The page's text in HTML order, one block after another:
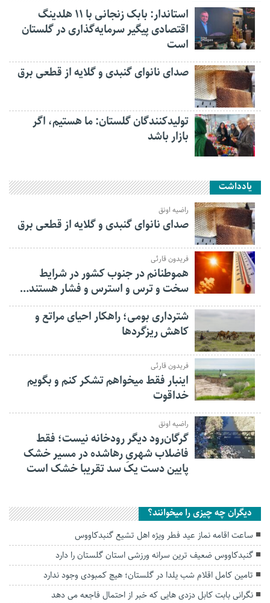
استاندار: بابک زنجانی با ۱۱ هلدینگ
اقتصادی پیگیر سرمایه‌گذاری در گلستان
است
صدای نانوای گنبدی و گلایه از قطعی برق
تولیدکنندگان گلستان: ما هستیم، اگر
بازار باشد
یادداشت
راضیه اونق
صدای نانوای گنبدی و گلایه از قطعی برق
فریدون قارئی
هموطنانم در جنوب کشور در شرایط
سخت و ترس و استرس و فشار هستند…
شترداری بومی؛ راهکار احیای مراتع و
کاهش ریزگردها
فریدون قارئی
اینبار فقط میخواهم تشکر کنم و بگویم
خداقوت
راضیه اونق
گرگان‌رود دیگر رودخانه نیست؛ فقط
فاضلاب شهریِ رهاشده در مسیر خشک
پایین دست یک سد تقریبا خشک است
دیگران چه چیزی را میخوانند؟
ساعت اقامه‌ نماز‌ عید فطر ویژه اهل تشیع گنبدکاووس
گنبدکاووس ضعیف ترین سرانه ورزشی استان گلستان را دارد
تامین کامل اقلام شب یلدا در گلستان؛ هیچ کمبودی وجود ندارد
نگرانی بابت کابل دزدی هایی که خبر از احتمال فاجعه می دهد